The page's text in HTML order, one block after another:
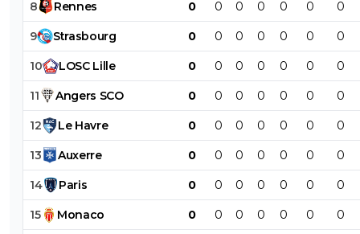
8 Rennes 0 0 0 0 0 0 0
9 Strasbourg 0 0 0 0 0 0 0
10 LOSC Lille 0 0 0 0 0 0 0
11 Angers SCO 0 0 0 0 0 0 0
12 Le Havre 0 0 0 0 0 0 0
13 Auxerre 0 0 0 0 0 0 0
14 Paris 0 0 0 0 0 0 0
15 Monaco 0 0 0 0 0 0 0